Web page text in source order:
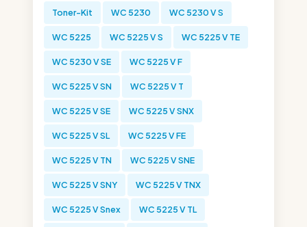
Toner-Kit WC 5230 WC 5230 V S
WC 5225 WC 5225 V S WC 5225 V TE
WC 5230 V SE WC 5225 V F
WC 5225 V SN WC 5225 V T
WC 5225 V SE WC 5225 V SNX
WC 5225 V SL WC 5225 V FE
WC 5225 V TN WC 5225 V SNE
WC 5225 V SNY WC 5225 V TNX
WC 5225 V Snex WC 5225 V TL